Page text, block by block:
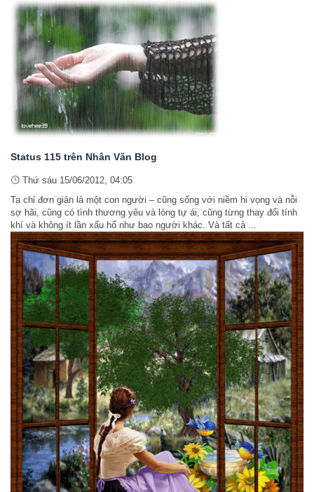
Status 115 trên Nhân Văn Blog
Thứ sáu 15/06/2012, 04:05
Ta chỉ đơn giản là một con người – cũng sống với niềm hi vọng và nỗi
sợ hãi, cũng có tình thương yêu và lòng tự ái, cũng từng thay đổi tính
khí và không ít lần xấu hổ như bao người khác. Và tất cả ...